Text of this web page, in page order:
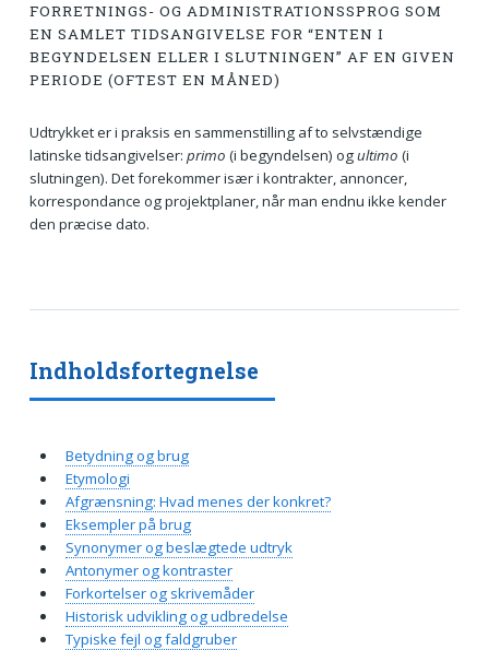
FORRETNINGS- OG ADMINISTRATIONSSPROG SOM
EN SAMLET TIDSANGIVELSE FOR “ENTEN I
BEGYNDELSEN ELLER I SLUTNINGEN” AF EN GIVEN
PERIODE (OFTEST EN MÅNED)
Udtrykket er i praksis en sammenstilling af to selvstændige
latinske tidsangivelser: primo (i begyndelsen) ogultimo (i
slutningen). Det forekommer især i kontrakter, annoncer,
korrespondance og projektplaner, når man endnu ikke kender
den præcise dato.
Indholdsfortegnelse
Betydning og brug
Etymologi
Afgrænsning: Hvad menes der konkret?
Eksempler på brug
Synonymer og beslægtede udtryk
Antonymer og kontraster
Forkortelser og skrivemåder
Historisk udvikling og udbredelse
Typiske fejl og faldgruber